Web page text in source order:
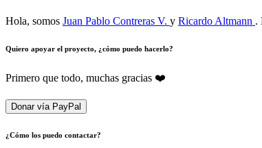
Hola, somos Juan Pablo Contreras V. y Ricardo Altmann .
Quiero apoyar el proyecto, ¿cómo puedo hacerlo?
Primero que todo, muchas gracias ❤️
Donar vía PayPal
¿Cómo los puedo contactar?